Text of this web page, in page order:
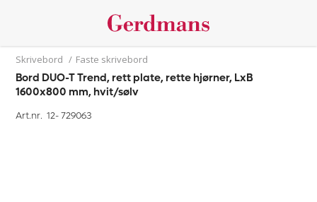
Skrivebord / Faste skrivebord
Bord DUO-T Trend, rett plate, rette hjørner, LxB
1600x800 mm, hvit/sølv
Art.nr. 12-729063